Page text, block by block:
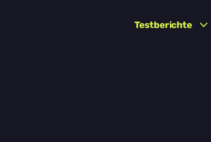
Testberichte